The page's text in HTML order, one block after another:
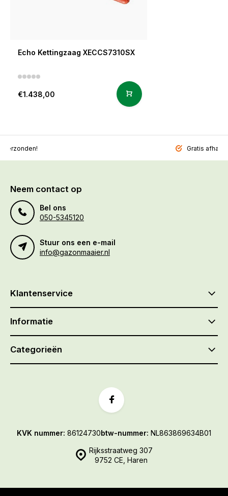
Echo Kettingzaag XECCS7310SX
€1.438,00
verzonden! Gratis
Neem contact op
Bel ons
050-5345120
Stuur ons een e-mail
info@gazonmaaier.nl
Klantenservice
Informatie
Categorieën
Rijksstraatweg 307
9752 CE, Haren
KVK nummer: 86124730btw-nummer: NL863869634B01